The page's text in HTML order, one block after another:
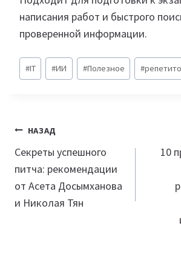
написания работ и быстрого
проверенной информации.
Метки
записи:
#IT #ИИ #Полезное #
Навигация
по
записям
НАЗАД
Секреты успешного
питча: рекомендации
от Асета Досымханова
и Николая Тян
10